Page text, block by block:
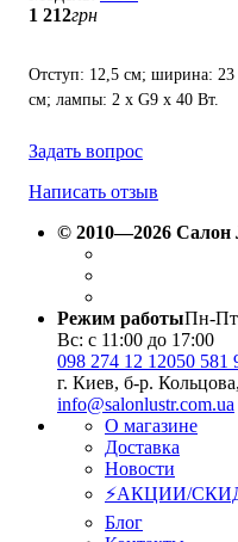
1 212грн
Отступ: 12,5 см; ширина: 23
см; лампы: 2 х G9 х 40 Вт.
Задать вопрос
Написать отзыв
© 2010—2026 Салон
Режим работыПн-
Вс: с 11:00 до 17:00
098 274 12 12050 581
г. Киев, б-р.
info@salonlustr.com.ua
О магазине
Доставка
Новости
⚡АКЦИИ/
Блог